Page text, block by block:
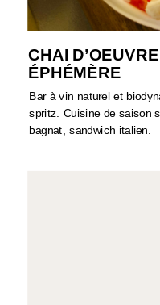
CHAI
ÉPHÉMÈRE
Bar à vin naturel et
spritz. Cuisine de saison
bagnat, sandwich italien.